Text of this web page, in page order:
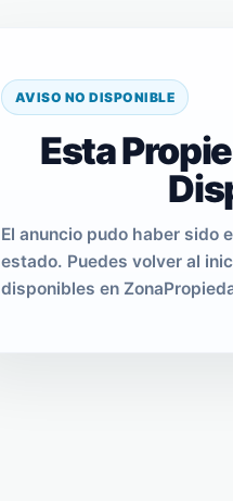
AVISO NO DISPONIBLE
Esta
El anuncio pudo haber sido
estado. Puedes volver al
disponibles en